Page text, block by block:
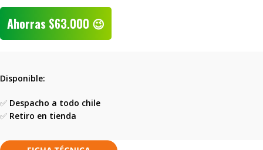
Ahorras $63.000 😉
Disponible:
✅ Despacho a todo chile
✅ Retiro en tienda